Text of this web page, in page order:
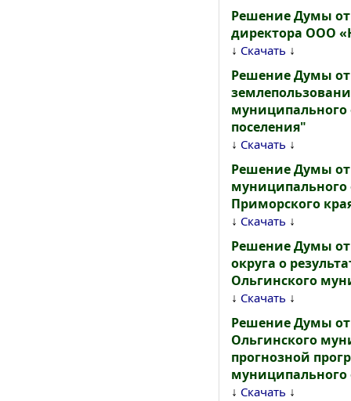
Решение Думы от
директора ООО
↓ Скачать ↓
Решение Думы от
муниципального
поселения"
↓ Скачать ↓
Решение Думы от
муниципального
Приморского
↓ Скачать ↓
Решение Думы от
округа о
Ольгинского
↓ Скачать ↓
Решение Думы
Ольгинского
прогнозной
муниципального
↓ Скачать ↓